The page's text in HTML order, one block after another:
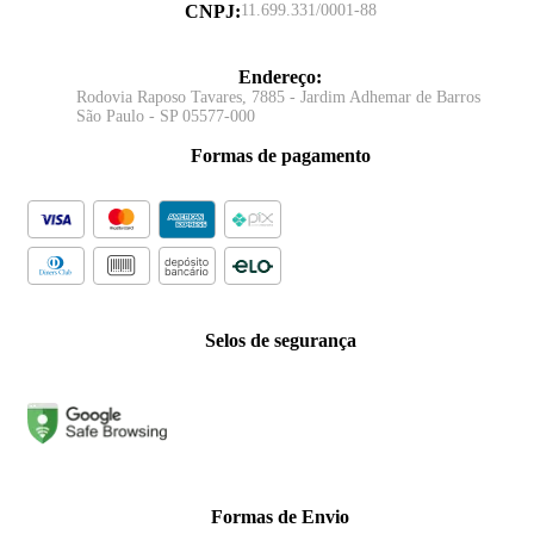
CNPJ:11.699.331/0001-88
Endereço:
Rodovia Raposo Tavares, 7885 - Jardim Adhemar de Barros
São Paulo - SP 05577-000
Formas de pagamento
Selos de segurança
Formas de Envio